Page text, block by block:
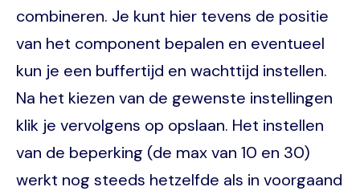
combineren. Je kunt hier tevens de positie
van het component bepalen en eventueel
kun je een buffertijd en wachttijd instellen.
Na het kiezen van de gewenste instellingen
klik je vervolgens op opslaan. Het instellen
van de beperking (de max van 10 en 30)
werkt nog steeds hetzelfde als in voorgaand